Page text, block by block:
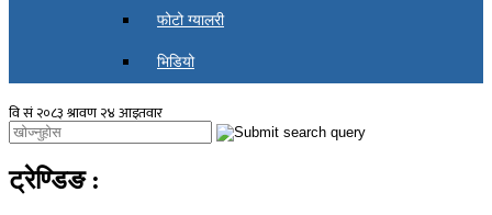
फोटो ग्यालरी
भिडियो
ट्रेण्डिङ :